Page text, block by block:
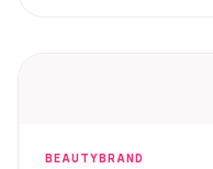
BEAUTYBRAND